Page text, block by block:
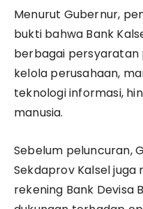
Menurut Gubernur,
bukti bahwa Bank
berbagai persyaratan
kelola perusahaan,
teknologi informasi,
manusia.
Sebelum peluncuran,
Sekdaprov Kalsel
rekening Bank Devisa